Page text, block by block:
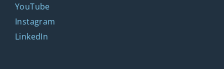
YouTube
Instagram
LinkedIn